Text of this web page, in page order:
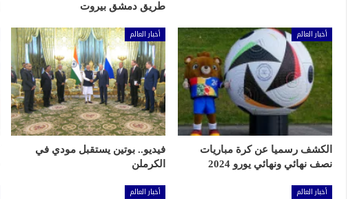
طريق دمشق بيروت
أخبار العالم
الكشف رسميا عن كرة مباريات
نصف نهائي ونهائي يورو 2024
أخبار العالم
فيديو.. بوتين يستقبل مودي في
الكرملن
أخبار العالم أخبار العالم